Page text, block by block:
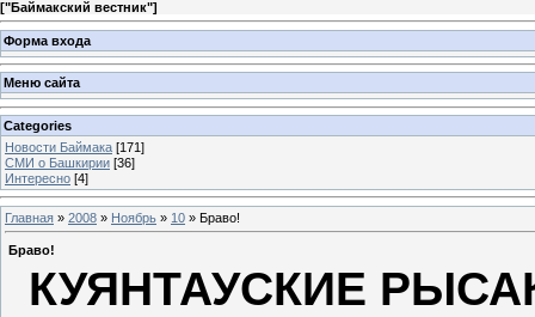
["Баймакский вестник"]
Форма входа
Меню сайта
Categories
Новости Баймака [171]
СМИ о Башкирии [36]
Интересно [4]
Главная » 2008 » Ноябрь » 10 » Браво!
Браво!
КУЯНТАУСКИЕ